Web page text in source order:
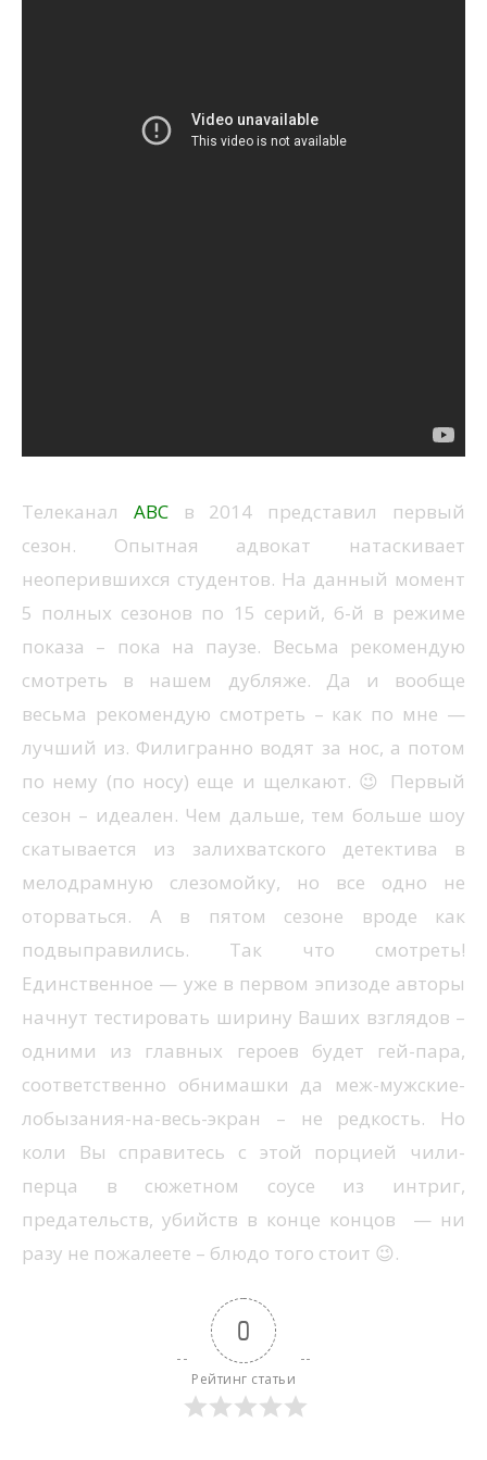
Телеканал ABCв 2014 представил первый
сезон. Опытная адвокат натаскивает
неоперившихся студентов. На данный момент
5 полных сезонов по 15 серий, 6-й в режиме
показа – пока на паузе. Весьма рекомендую
смотреть в нашем дубляже. Да и вообще
весьма рекомендую смотреть – как по мне —
лучший из. Филигранно водят за нос, а потом
по нему (по носу) еще и щелкают. 😉 Первый
сезон – идеален. Чем дальше, тем больше шоу
скатывается из залихватского детектива в
мелодрамную слезомойку, но все одно не
оторваться. А в пятом сезоне вроде как
подвыправились. Так что смотреть!
Единственное — уже в первом эпизоде авторы
начнут тестировать ширину Ваших взглядов –
одними из главных героев будет гей-пара,
соответственно обнимашки да меж-мужские-
лобызания-на-весь-экран – не редкость. Но
коли Вы справитесь с этой порцией чили-
перца в сюжетном соусе из интриг,
предательств, убийств в конце концов — ни
разу не пожалеете – блюдо того стоит 😉.
0
Рейтинг статьи